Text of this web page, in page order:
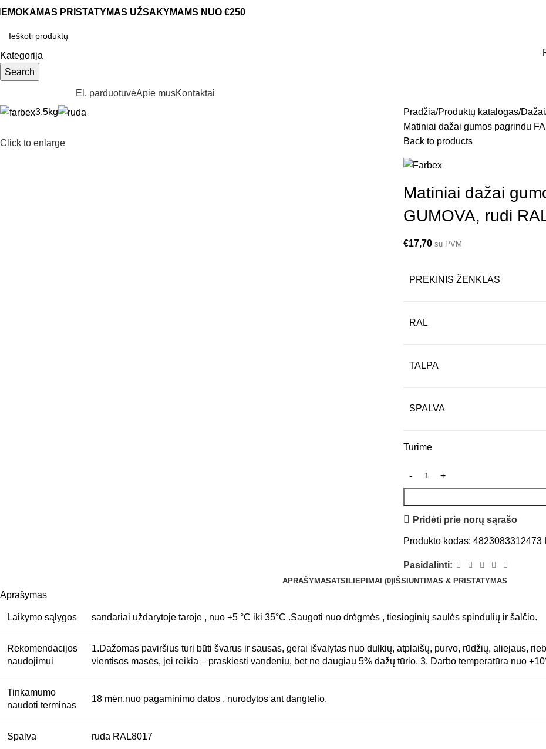
PRISTATYMAS UŽSAKYMAMS NUO €250
Kategorija
Search
El. parduotuvėApie musKontaktai
3.5kg
Click to enlarge
Pradžia Produktų katalogas Dažai
Matiniai dažai gumos pagrindu
Back to products
Matiniai dažai
GUMOVA, rudi
€17,70 su PVM
PREKINIS ŽENKLAS
RAL
TALPA
SPALVA
Turime
Pridėti prie norų sąrašo
Produkto kodas: 4823083312473
Pasidalinti:
APRAŠYMASATSILIEPIMAI (0)IŠSIUNTIMAS & PRISTATYMAS
Aprašymas
Laikymo sąlygos sandariai uždarytoje taroje , nuo +5 °C iki 35°C .Saugoti nuo drėgmės , tiesioginių saulės spindulių ir šalčio.
Rekomendacijos
naudojimui
1.Dažomas paviršius turi būti švarus ir sausas, gerai išvalytas nuo dulkių, atplaišų, purvo, rūdžių, aliejaus,
vientisos masės, jei reikia – praskiesti vandeniu, bet ne daugiau 5% dažų tūrio. 3. Darbo temperatūra nuo
Tinkamumo
naudoti terminas
18 mėn.nuo pagaminimo datos , nurodytos ant dangtelio.
Spalva ruda RAL8017